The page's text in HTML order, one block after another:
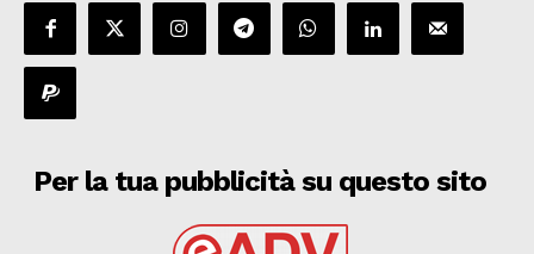
Per la tua pubblicità su questo sito